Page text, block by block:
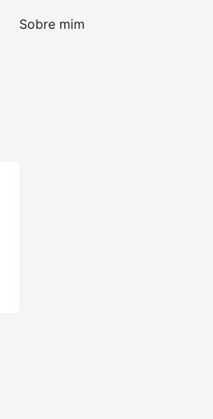
Sobre mim